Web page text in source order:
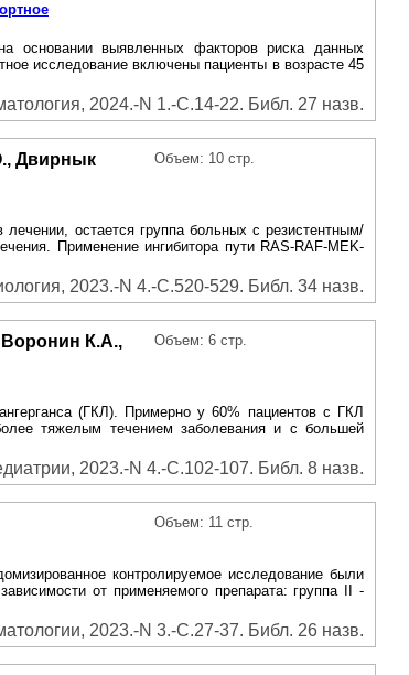
основании выявленных факторов риска данных
исследование включены пациенты в возрасте 45
2024.-N 1.-С.14-22. Библ. 27 назв.
Двирнык
Объем: 10 стр.
остается группа больных с резистентным/
Применение ингибитора пути RAS-RAF-MEK-
2023.-N 4.-С.520-529. Библ. 34 назв.
К.А.,
Объем: 6 стр.
(ГКЛ). Примерно у 60% пациентов с ГКЛ
тяжелым течением заболевания и с большей
2023.-N 4.-С.102-107. Библ. 8 назв.
Объем: 11 стр.
контролируемое исследование были
от применяемого препарата: группа II -
2023.-N 3.-С.27-37. Библ. 26 назв.